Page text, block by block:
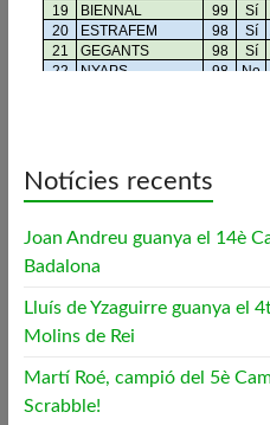
Notícies recents
Joan Andreu guanya el 14è
Badalona
Lluís de Yzaguirre guanya el
Molins de Rei
Martí Roé, campió del 5è
Scrabble!